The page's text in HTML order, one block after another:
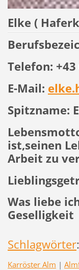
Elke (
Telefon:
E-Mail:
Spitzname:
ist,seinen
Arbeit zu
Was liebe
Geselligkeit
Schlagwörter:
Karröster Alm |